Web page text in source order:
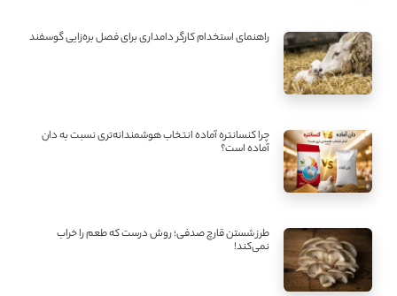
راهنمای استخدام کارگر دامداری برای فصل بره‌زایی گوسفند
چرا کنسانتره آماده انتخاب هوشمندانه‌تری نسبت به دان
آماده است؟
طرز شستن قارچ صدفی؛ روش درست که طعم را خراب
نمی‌کند!